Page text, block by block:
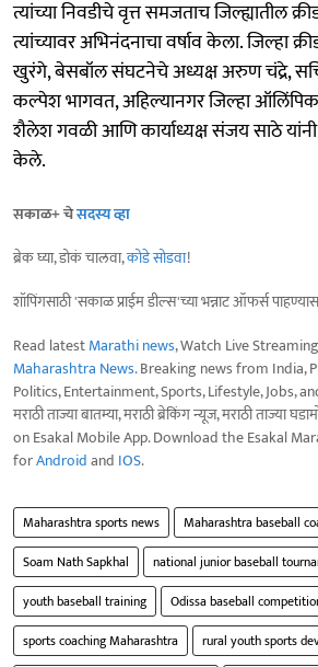
त्यांच्या निवडीचे वृत्त समजताच जिल्ह्यातील
त्यांच्यावर अभिनंदनाचा वर्षाव केला. जिल्हा
खुरंगे, बेसबॉल संघटनेचे अध्यक्ष अरुण चंद्रे,
कल्पेश भागवत, अहिल्यानगर जिल्हा
शैलेश गवळी आणि कार्याध्यक्ष संजय साठे
केले.
सकाळ+ चेसदस्य व्हा
ब्रेक घ्या, डोकं चालवा,कोडे सोडवा!
शॉपिंगसाठी 'सकाळ प्राईम डील्स'च्या भन्नाट ऑफर्स
Read latestMarathi news, Watch Live
Maharashtra News. Breaking news from India,
Politics, Entertainment, Sports, Lifestyle, Jobs,
मराठी ताज्या बातम्या, मराठी ब्रेकिंग न्यूज, मराठी ताज्या
on Esakal Mobile App. Download the Esakal
forAndroidand IOS.
Maharashtra sports news
Maharashtra baseball
Soam Nath Sapkhal
national junior baseball
youth baseball training
Odissa baseball
sports coaching Maharashtra
rural youth sports